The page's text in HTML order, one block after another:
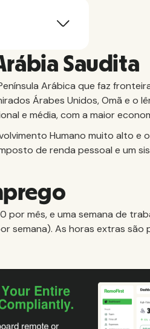
Saudita
Arábica que faz
Árabes Unidos, Omã e o
e média, com a maior
Humano muito alto e
de renda pessoal e um
por mês, e uma semana de
semana). As horas extras são